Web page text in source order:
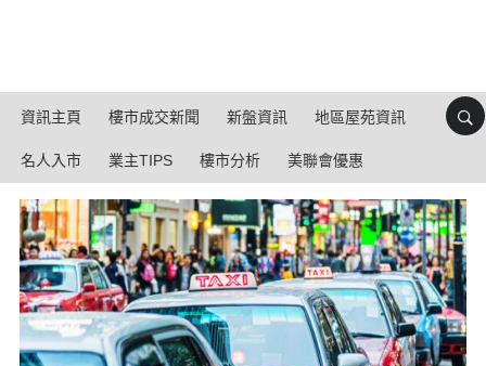
資訊主頁 樓市成交新聞 新盤資訊 地區屋苑資訊
名人入市 業主TIPS 樓市分析 美聯會優惠